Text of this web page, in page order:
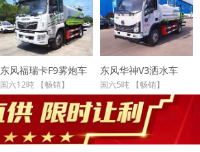
东风福瑞卡F9雾炮车
国六12吨 【畅销】
东风华神V3洒水车
国六5吨 【畅销】